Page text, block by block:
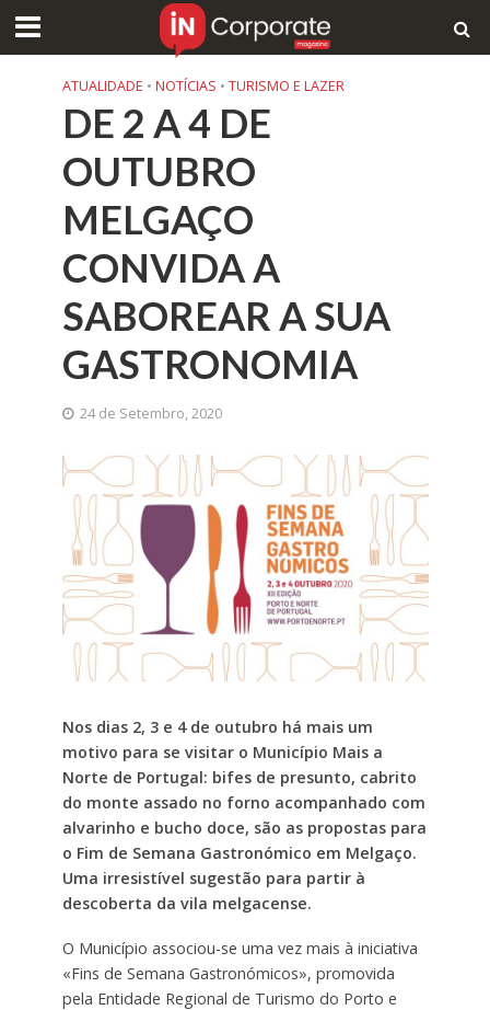
ATUALIDADE • NOTÍCIAS • TURISMO E LAZER
DE 2 A 4 DE
OUTUBRO
MELGAÇO
CONVIDA A
SABOREAR A SUA
GASTRONOMIA
24 de Setembro, 2020
Nos dias 2, 3 e 4 de outubro há mais um
motivo para se visitar o Município Mais a
Norte de Portugal: bifes de presunto, cabrito
do monte assado no forno acompanhado com
alvarinho e bucho doce, são as propostas para
o Fim de Semana Gastronómico em Melgaço.
Uma irresistível sugestão para partir à
descoberta da vila melgacense.
O Município associou-se uma vez mais à iniciativa
«Fins de Semana Gastronómicos», promovida
pela Entidade Regional de Turismo do Porto e